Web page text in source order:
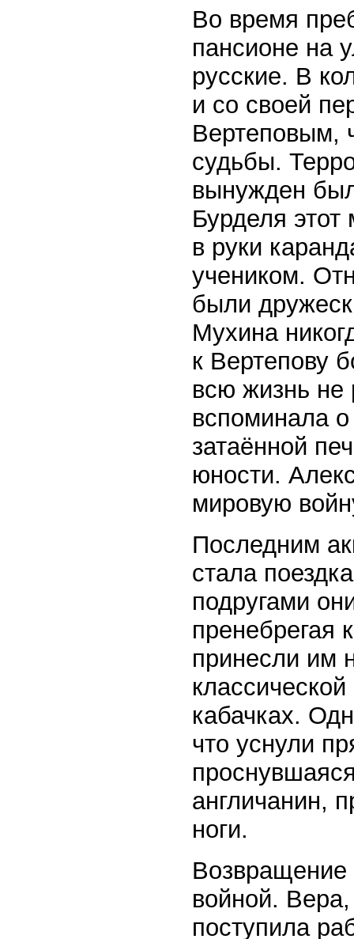
Во время
пансионе на
русские. В
и со своей
Вертеповым,
судьбы.
вынужден
Бурделя
в руки
учеником.
были
Мухина
к Вертепову
всю жизнь не
вспоминала
затаённой
юности.
мировую
Последним
стала
подругами
пренебрегая
принесли им
кабачках.
что уснули
англичанин,
ноги.
войной.
поступила